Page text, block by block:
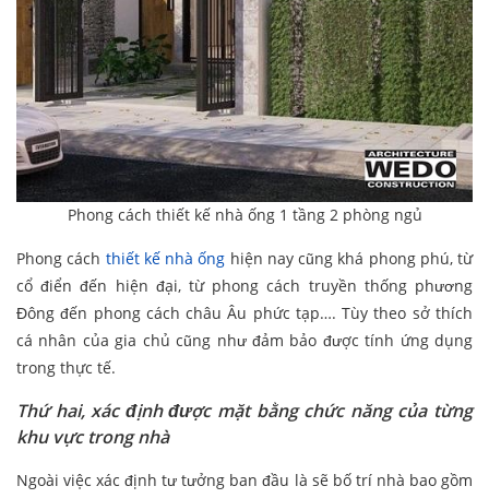
Phong cách thiết kế nhà ống 1 tầng 2 phòng ngủ
Phong cách thiết kế nhà ống hiện nay cũng khá phong phú, từ
cổ điển đến hiện đại, từ phong cách truyền thống phương
Đông đến phong cách châu Âu phức tạp…. Tùy theo sở thích
cá nhân của gia chủ cũng như đảm bảo được tính ứng dụng
trong thực tế.
Thứ hai, xác định được mặt bằng chức năng của từng
khu vực trong nhà
Ngoài việc xác định tư tưởng ban đầu là sẽ bố trí nhà bao gồm